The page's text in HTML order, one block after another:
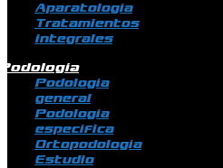
Aparatología
Tratamientos
integrales
Podología
general
Podología
específica
Ortopodología
Estudio